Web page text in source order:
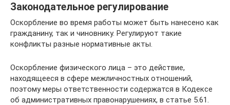
Законодательное регулирование
Оскорбление во время работы может быть нанесено как
гражданину, так и чиновнику. Регулируют такие
конфликты разные нормативные акты.
Оскорбление физического лица – это действие,
находящееся в сфере межличностных отношений,
поэтому меры ответственности содержатся в Кодексе
об административных правонарушениях, в статье 5.61.